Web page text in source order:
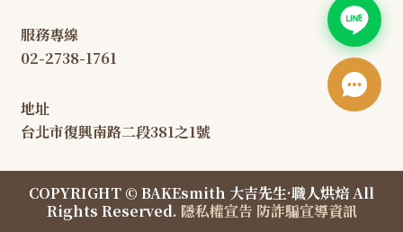
服務專線
02-2738-1761
地址
台北市復興南路二段381之1號
COPYRIGHT © BAKEsmith 大吉先生·職人烘焙 All
Rights Reserved. 隱私權宣告 防詐騙宣導資訊